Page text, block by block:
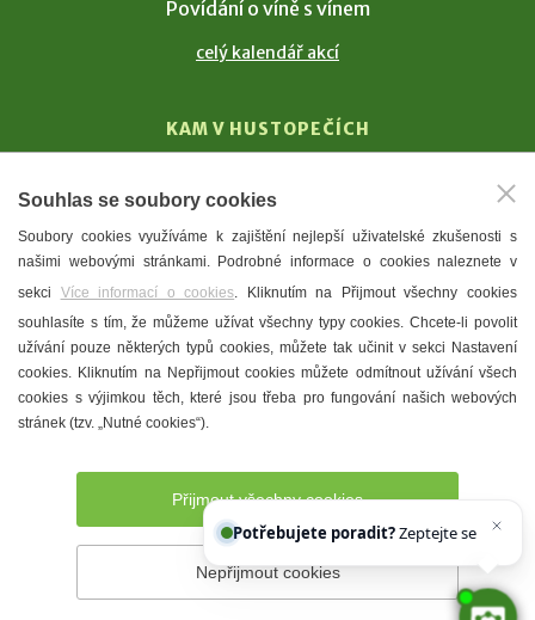
Povídání o víně s vínem
celý kalendář akcí
KAM V HUSTOPEČÍCH
T. G. Masaryk
Mandloně
Ubytování
Restaurace
Městské muzeum a galerie
Denní meníčka
Prohlášení o přístupnosti Správce webu
Souhlas se soubory cookies
Soubory cookies využíváme k zajištění nejlepší uživatelské zkušenosti s
našimi webovými stránkami. Podrobné informace o cookies naleznete v
sekci Více informací o cookies. Kliknutím na Přijmout všechny cookies
souhlasíte s tím, že můžeme užívat všechny typy cookies. Chcete-li povolit
užívání pouze některých typů cookies, můžete tak učinit v sekci Nastavení
cookies. Kliknutím na Nepřijmout cookies můžete odmítnout užívání všech
cookies s výjimkou těch, které jsou třeba pro fungování našich webových
stránek (tzv. „Nutné cookies“).
Přijmout všechny cookies
Nepřijmout cookies
Potřebujete poradit?Zeptejte se našeho asi